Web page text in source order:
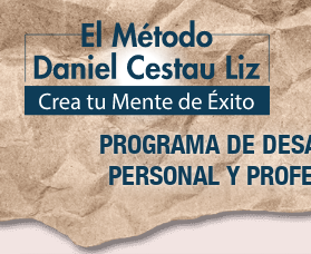
PROGRAMA DE
PERSONAL Y